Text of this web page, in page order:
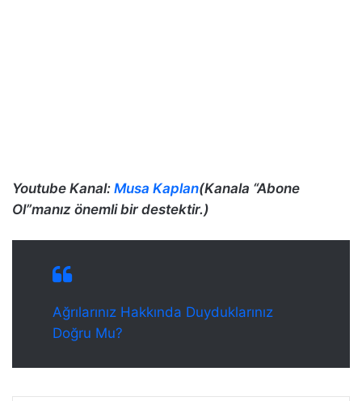
Youtube Kanal: Musa Kaplan(Kanala “Abone
Ol”manız önemli bir destektir.)
Ağrılarınız Hakkında Duyduklarınız
Doğru Mu?